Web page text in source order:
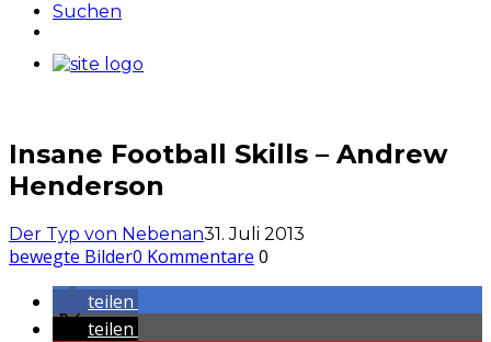
Suchen
Insane Football Skills – Andrew
Henderson
Der Typ von Nebenan31. Juli 2013
bewegte Bilder0 Kommentare 0
teilen
teilen